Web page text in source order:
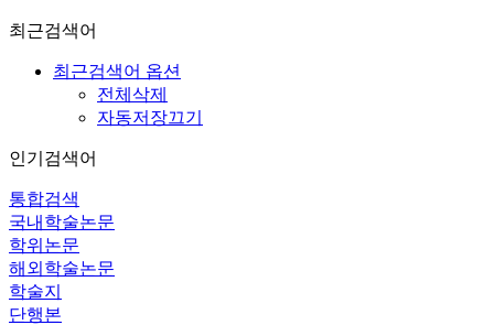
최근검색어
최근검색어 옵션
전체삭제
자동저장끄기
인기검색어
통합검색
국내학술논문
학위논문
해외학술논문
학술지
단행본